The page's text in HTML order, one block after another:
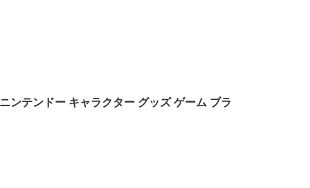
ンテンドー キャラクター グッズ ゲーム ブラ